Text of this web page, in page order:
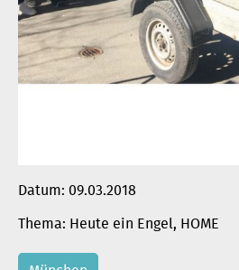
Datum: 09.03.2018
Heute ein Engel , HOME